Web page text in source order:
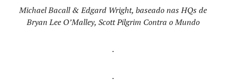
Michael Bacall & Edgard Wright, baseado nas HQs de
Bryan Lee O’Malley, Scott Pilgrim Contra o Mundo
.
.